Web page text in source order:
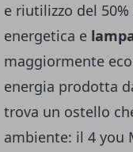
e riutilizzo del
energetica e
maggiormente
energia prodotta
trova un ostello
ambiente: il 4 you